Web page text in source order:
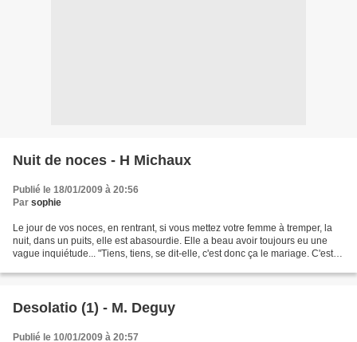
Nuit de noces - H Michaux
Publié le 18/01/2009 à 20:56
Par sophie
Le jour de vos noces, en rentrant, si vous mettez votre femme à tremper, la
nuit, dans un puits, elle est abasourdie. Elle a beau avoir toujours eu une
vague inquiétude... "Tiens, tiens, se dit-elle, c'est donc ça le mariage. C'est
Desolatio (1) - M. Deguy
Publié le 10/01/2009 à 20:57